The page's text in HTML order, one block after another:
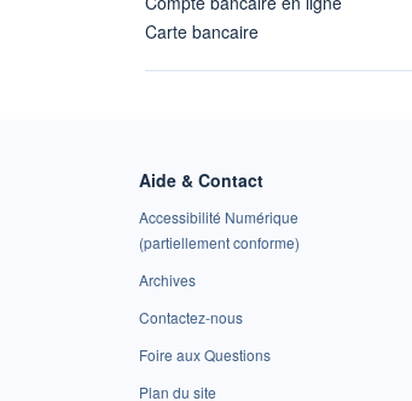
Carte bancaire
Aide & Contact
Accessibilité Numérique
(partiellement conforme)
Archives
Contactez-nous
Foire aux Questions
Plan du site